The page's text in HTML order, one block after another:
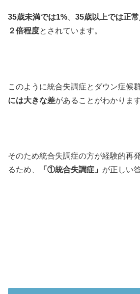
35歳未満では1%
35歳以上では正
２倍程度とされています。
このように統合失調症とダウン症候群
には大きな差があることがわかります
そのため統合失調症の方が経験的再
るため、
「①統合失調症」 が正しい